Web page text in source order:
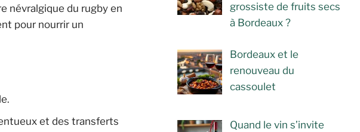
névralgique du rugby en
pour nourrir un
et des transferts
grossiste de fruits secs
à Bordeaux ?
Bordeaux et le
renouveau du
cassoulet
Quand le vin s’invite